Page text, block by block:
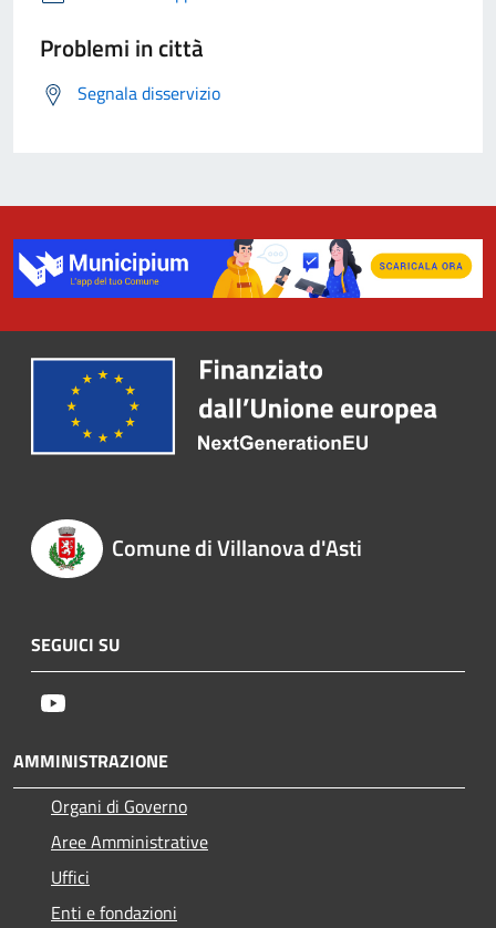
Problemi in città
Segnala disservizio
Comune di Villanova d'Asti
SEGUICI SU
AMMINISTRAZIONE
Organi di Governo
Aree Amministrative
Uffici
Enti e fondazioni